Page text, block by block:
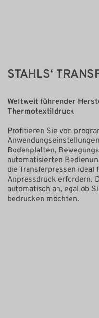
STAHLS‘
Weltweit führender
Thermotextildruck
Profitieren Sie von
Bodenplatten,
automatisierten
die Transferpressen ideal
Anpressdruck erfordern.
automatisch an, egal ob
bedrucken möchten.